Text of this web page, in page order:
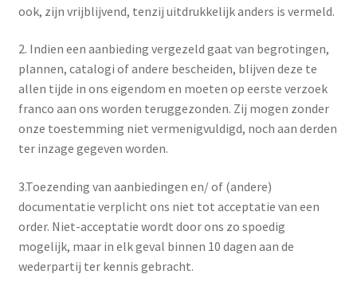
ook, zijn vrijblijvend, tenzij uitdrukkelijk anders is vermeld.
2. Indien een aanbieding vergezeld gaat van begrotingen,
plannen, catalogi of andere bescheiden, blijven deze te
allen tijde in ons eigendom en moeten op eerste verzoek
franco aan ons worden teruggezonden. Zij mogen zonder
onze toestemming niet vermenigvuldigd, noch aan derden
ter inzage gegeven worden.
3.Toezending van aanbiedingen en/ of (andere)
documentatie verplicht ons niet tot acceptatie van een
order. Niet-acceptatie wordt door ons zo spoedig
mogelijk, maar in elk geval binnen 10 dagen aan de
wederpartij ter kennis gebracht.